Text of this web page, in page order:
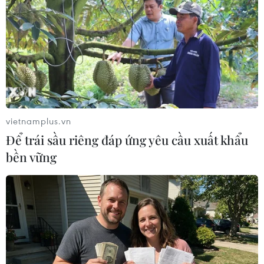
06/08/2026 05:14
Xem thêm
CƠ QUAN CHỦ QUẢN: THÔNG TẤN XÃ VIỆT NAM
Tổng Biên tập: TRẦN TIẾN DUẨN
Phó Tổng Biên tập: NGUYỄN THỊ TÁM, KHÚC THANH
THỦY
Sở hữu trí tuệ
Quy định sử dụng
vietnamplus.vn
Để trái sầu riêng đáp ứng yêu cầu xuất khẩu
bền vững